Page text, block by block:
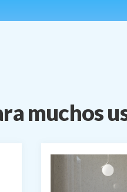
muchos